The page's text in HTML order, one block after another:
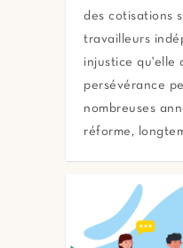
des cotisations
travailleurs
injustice qu'elle
persévérance
nombreuses
réforme,